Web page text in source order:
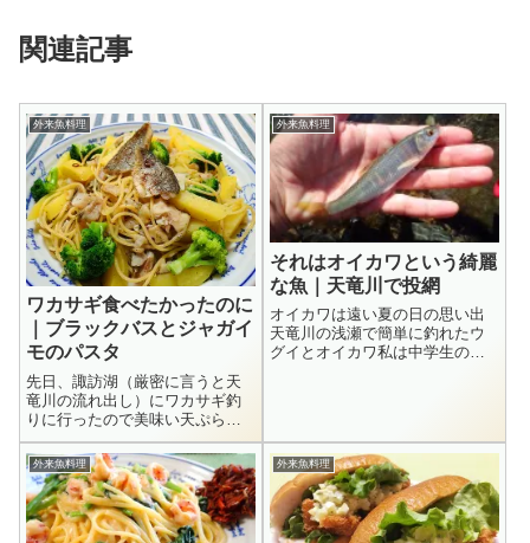
関連記事
外来魚料理
ワカサギ食べたかったのに
｜ブラックバスとジャガイ
モのパスタ
先日、諏訪湖（厳密に言うと天
竜川の流れ出し）にワカサギ釣
りに行ったので美味い天ぷらが
たっぷり食べられると思ってい
たら、釣れるのはブラックバス
ばかり（爆）リリース禁止だ
し、仕方ないので持って帰って
食べることにしたのです。大小
様々なブラックバス...
外来魚料理
それはオイカワという綺麗
な魚｜天竜川で投網
オイカワは遠い夏の日の思い出
天竜川の浅瀬で簡単に釣れたウ
グイとオイカワ私は中学生の時
釣ったりしていました。夏に天
竜川の浅瀬にこんな...
外来魚料理 外来魚料理